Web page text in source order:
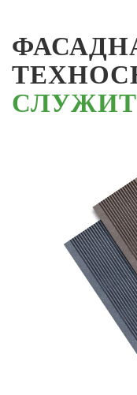
СЛУЖИТ